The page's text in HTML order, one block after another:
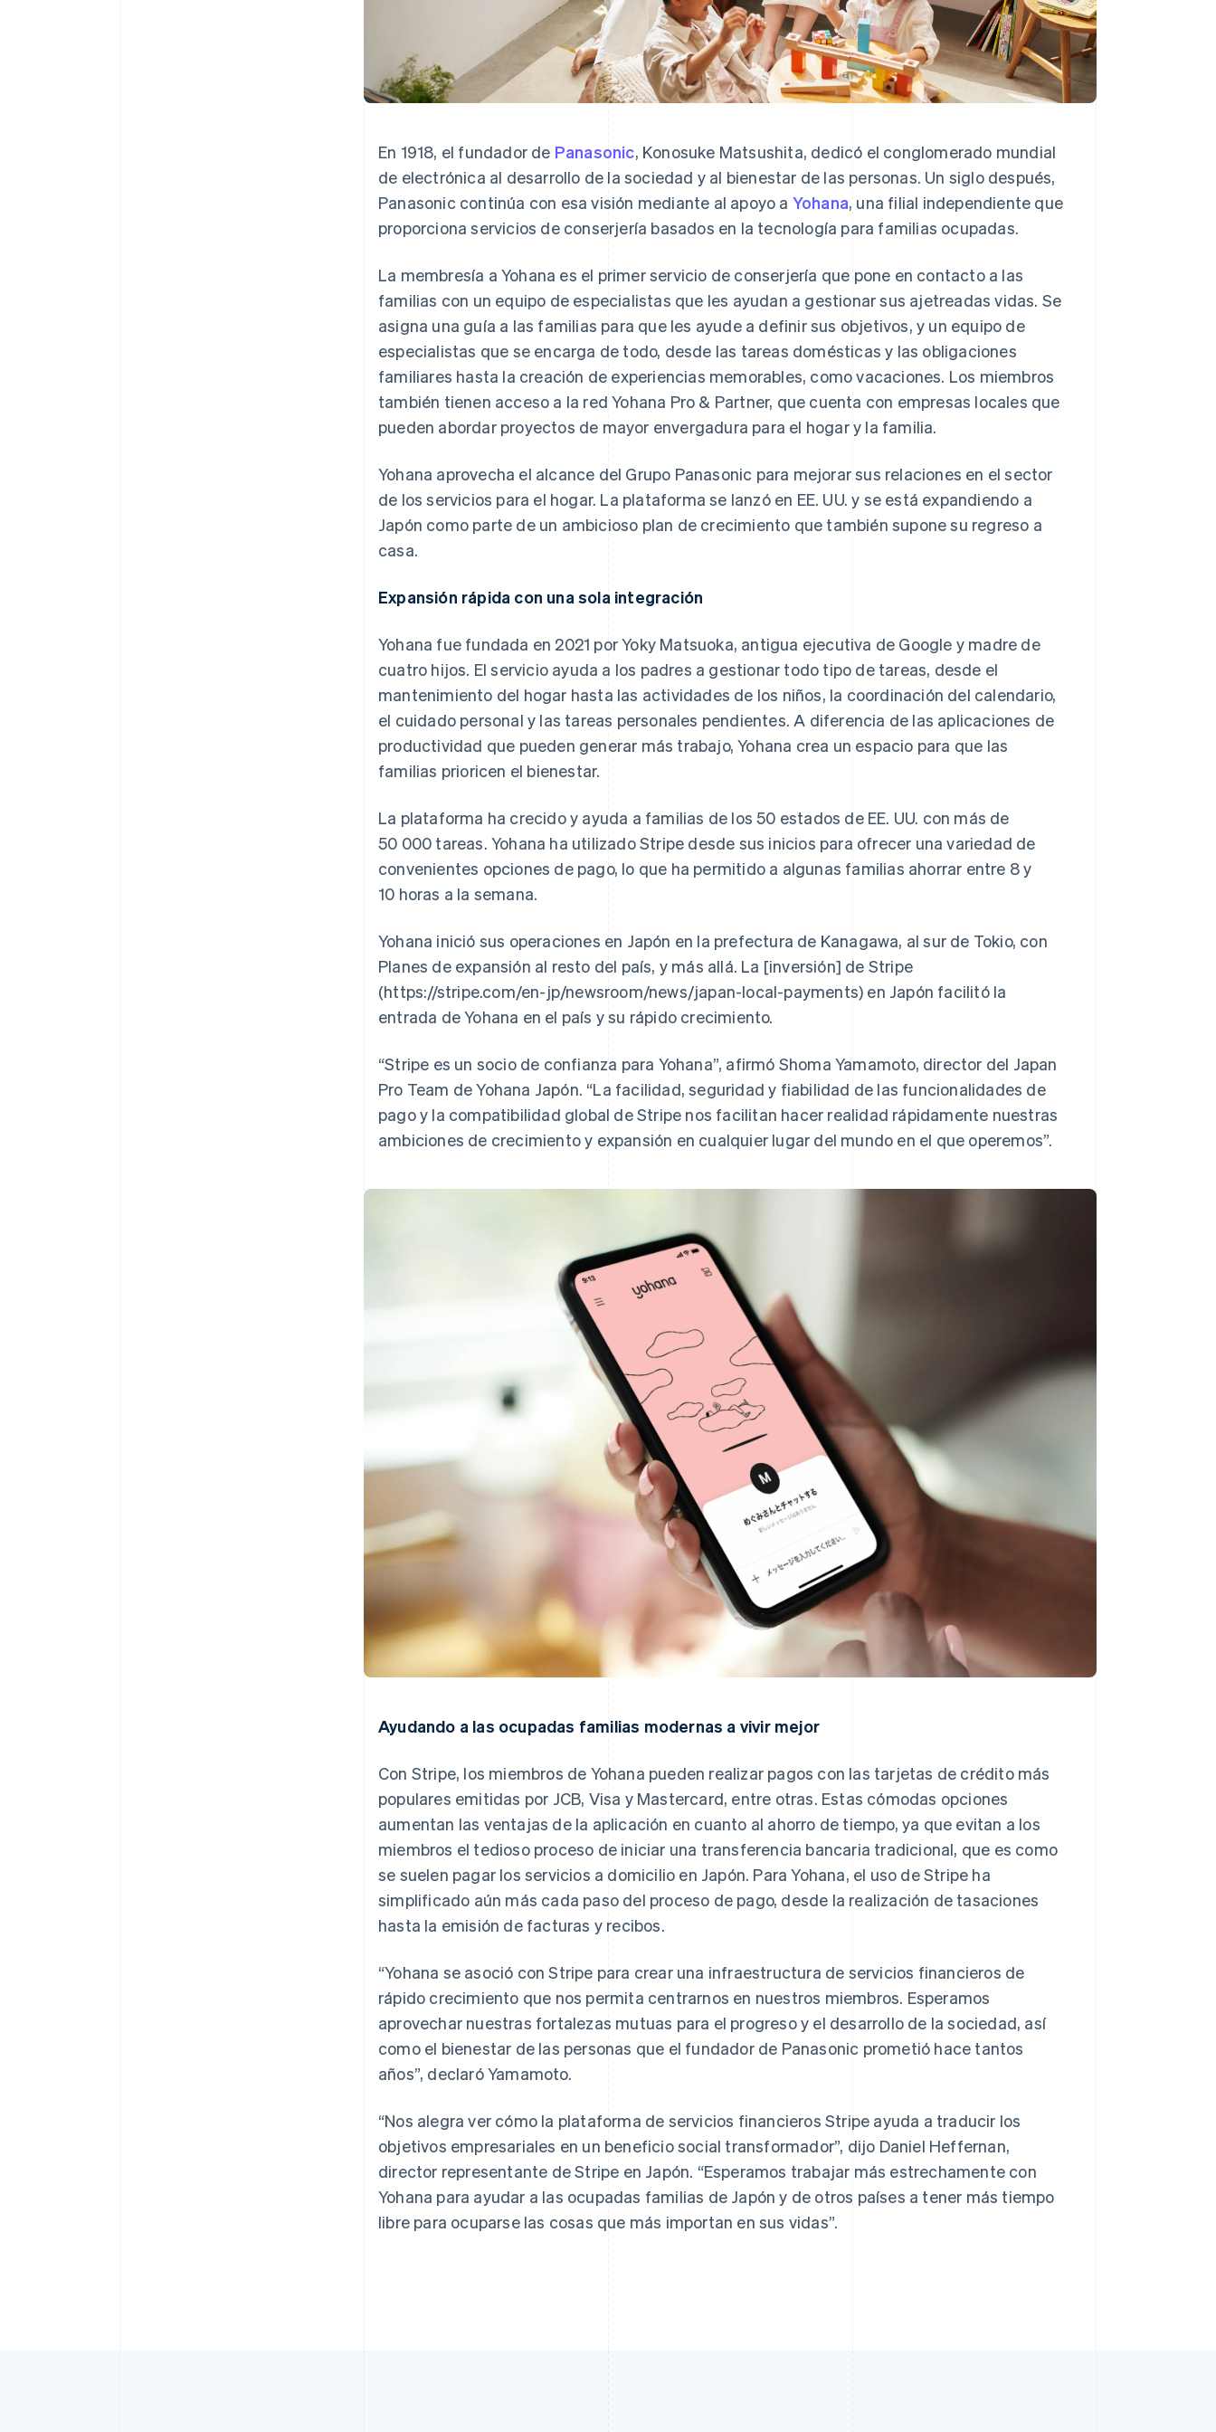
En 1918, el fundador de Panasonic, Konosuke Matsushita, dedicó el conglomerado mundial
de electrónica al desarrollo de la sociedad y al bienestar de las personas. Un siglo después,
Panasonic continúa con esa visión mediante al apoyo a Yohana, una filial independiente que
proporciona servicios de conserjería basados en la tecnología para familias ocupadas.
La membresía a Yohana es el primer servicio de conserjería que pone en contacto a las
familias con un equipo de especialistas que les ayudan a gestionar sus ajetreadas vidas. Se
asigna una guía a las familias para que les ayude a definir sus objetivos, y un equipo de
especialistas que se encarga de todo, desde las tareas domésticas y las obligaciones
familiares hasta la creación de experiencias memorables, como vacaciones. Los miembros
también tienen acceso a la red Yohana Pro & Partner, que cuenta con empresas locales que
pueden abordar proyectos de mayor envergadura para el hogar y la familia.
Yohana aprovecha el alcance del Grupo Panasonic para mejorar sus relaciones en el sector
de los servicios para el hogar. La plataforma se lanzó en EE. UU. y se está expandiendo a
Japón como parte de un ambicioso plan de crecimiento que también supone su regreso a
casa.
Expansión rápida con una sola integración
Yohana fue fundada en 2021 por Yoky Matsuoka, antigua ejecutiva de Google y madre de
cuatro hijos. El servicio ayuda a los padres a gestionar todo tipo de tareas, desde el
mantenimiento del hogar hasta las actividades de los niños, la coordinación del calendario,
el cuidado personal y las tareas personales pendientes. A diferencia de las aplicaciones de
productividad que pueden generar más trabajo, Yohana crea un espacio para que las
familias prioricen el bienestar.
La plataforma ha crecido y ayuda a familias de los 50 estados de EE. UU. con más de
50 000 tareas. Yohana ha utilizado Stripe desde sus inicios para ofrecer una variedad de
convenientes opciones de pago, lo que ha permitido a algunas familias ahorrar entre 8 y
10 horas a la semana.
Yohana inició sus operaciones en Japón en la prefectura de Kanagawa, al sur de Tokio, con
Planes de expansión al resto del país, y más allá. La [inversión] de Stripe
(https://stripe.com/en-jp/newsroom/news/japan-local-payments) en Japón facilitó la
entrada de Yohana en el país y su rápido crecimiento.
“Stripe es un socio de confianza para Yohana”, afirmó Shoma Yamamoto, director del Japan
Pro Team de Yohana Japón. “La facilidad, seguridad y fiabilidad de las funcionalidades de
pago y la compatibilidad global de Stripe nos facilitan hacer realidad rápidamente nuestras
ambiciones de crecimiento y expansión en cualquier lugar del mundo en el que operemos”.
Ayudando a las ocupadas familias modernas a vivir mejor
Con Stripe, los miembros de Yohana pueden realizar pagos con las tarjetas de crédito más
populares emitidas por JCB, Visa y Mastercard, entre otras. Estas cómodas opciones
aumentan las ventajas de la aplicación en cuanto al ahorro de tiempo, ya que evitan a los
miembros el tedioso proceso de iniciar una transferencia bancaria tradicional, que es como
se suelen pagar los servicios a domicilio en Japón. Para Yohana, el uso de Stripe ha
simplificado aún más cada paso del proceso de pago, desde la realización de tasaciones
hasta la emisión de facturas y recibos.
“Yohana se asoció con Stripe para crear una infraestructura de servicios financieros de
rápido crecimiento que nos permita centrarnos en nuestros miembros. Esperamos
aprovechar nuestras fortalezas mutuas para el progreso y el desarrollo de la sociedad, así
como el bienestar de las personas que el fundador de Panasonic prometió hace tantos
años”, declaró Yamamoto.
“Nos alegra ver cómo la plataforma de servicios financieros Stripe ayuda a traducir los
objetivos empresariales en un beneficio social transformador”, dijo Daniel Heffernan,
director representante de Stripe en Japón. “Esperamos trabajar más estrechamente con
Yohana para ayudar a las ocupadas familias de Japón y de otros países a tener más tiempo
libre para ocuparse las cosas que más importan en sus vidas”.